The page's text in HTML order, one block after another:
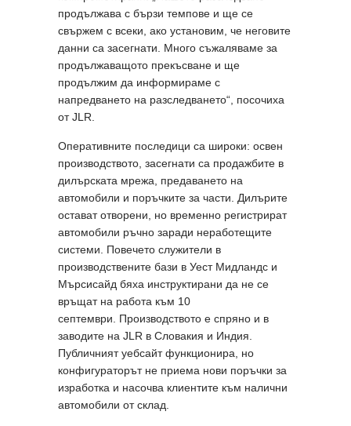
продължава с бързи темпове и ще се
свържем с всеки, ако установим, че неговите
данни са засегнати. Много съжаляваме за
продължаващото прекъсване и ще
продължим да информираме с
напредването на разследването“, посочиха
от JLR.
Оперативните последици са широки: освен
производството, засегнати са продажбите в
дилърската мрежа, предаването на
автомобили и поръчките за части. Дилърите
остават отворени, но временно регистрират
автомобили ръчно заради неработещите
системи. Повечето служители в
производствените бази в Уест Мидландс и
Мърсисайд бяха инструктирани да не се
връщат на работа към 10
септември. Производството е спряно и в
заводите на JLR в Словакия и Индия.
Публичният уебсайт функционира, но
конфигураторът не приема нови поръчки за
изработка и насочва клиентите към налични
автомобили от склад.